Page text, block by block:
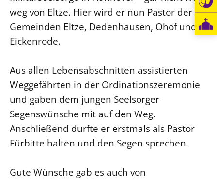
weg von Eltze. Hier wird er nun Pastor der
Gemeinden Eltze, Dedenhausen, Ohof und
Eickenrode.
Aus allen Lebensabschnitten assistierten
Weggefährten in der Ordinationszeremonie
und gaben dem jungen Seelsorger
Segenswünsche mit auf den Weg.
Anschließend durfte er erstmals als Pastor
Fürbitte halten und den Segen sprechen.
Gute Wünsche gab es auch von